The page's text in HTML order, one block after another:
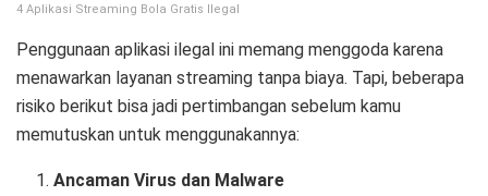
4 Aplikasi Streaming Bola Gratis Ilegal
Penggunaan aplikasi ilegal ini memang menggoda karena
menawarkan layanan streaming tanpa biaya. Tapi, beberapa
risiko berikut bisa jadi pertimbangan sebelum kamu
memutuskan untuk menggunakannya:
Ancaman Virus dan Malware